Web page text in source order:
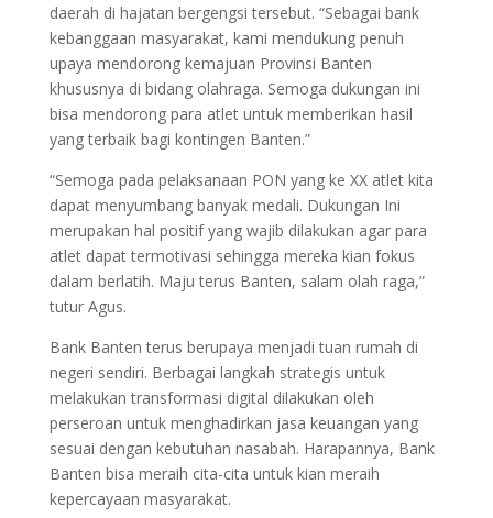
daerah di hajatan bergengsi tersebut. “Sebagai bank
kebanggaan masyarakat, kami mendukung penuh
upaya mendorong kemajuan Provinsi Banten
khususnya di bidang olahraga. Semoga dukungan ini
bisa mendorong para atlet untuk memberikan hasil
yang terbaik bagi kontingen Banten.”
“Semoga pada pelaksanaan PON yang ke XX atlet kita
dapat menyumbang banyak medali. Dukungan Ini
merupakan hal positif yang wajib dilakukan agar para
atlet dapat termotivasi sehingga mereka kian fokus
dalam berlatih. Maju terus Banten, salam olah raga,”
tutur Agus.
Bank Banten terus berupaya menjadi tuan rumah di
negeri sendiri. Berbagai langkah strategis untuk
melakukan transformasi digital dilakukan oleh
perseroan untuk menghadirkan jasa keuangan yang
sesuai dengan kebutuhan nasabah. Harapannya, Bank
Banten bisa meraih cita-cita untuk kian meraih
kepercayaan masyarakat.